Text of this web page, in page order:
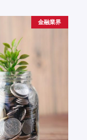
金融業界